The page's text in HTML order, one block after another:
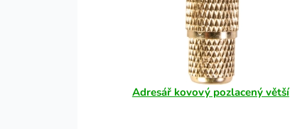
Adresář kovový pozlacený větší